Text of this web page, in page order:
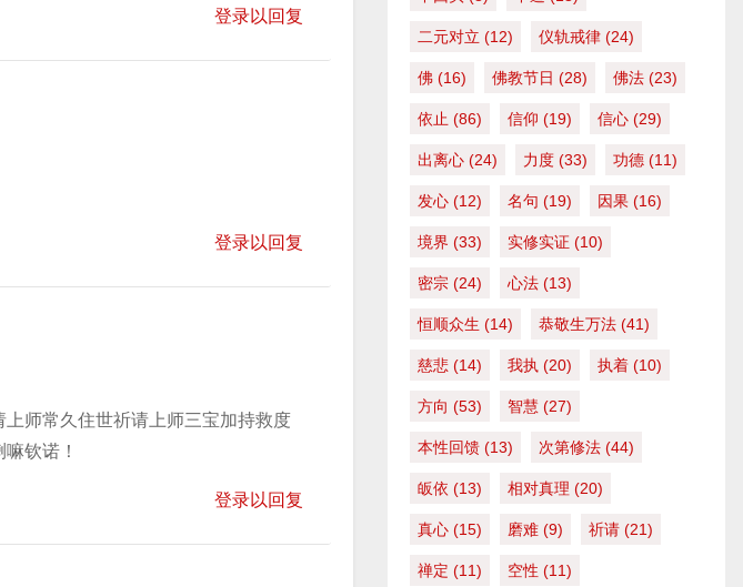
降
登录以回复
登录以回复
师常久住世祈请上师三宝加持救度
钦诺！
登录以回复
二元对立 (12) 仪轨戒律 (24)
佛 (16) 佛教节日 (28) 佛法 (23)
依止 (86) 信仰 (19) 信心 (29)
出离心 (24) 力度 (33) 功德 (11)
发心 (12) 名句 (19) 因果 (16)
境界 (33) 实修实证 (10)
密宗 (24) 心法 (13)
恒顺众生 (14) 恭敬生万法 (41)
慈悲 (14) 我执 (20) 执着 (10)
方向 (53) 智慧 (27)
本性回馈 (13) 次第修法 (44)
皈依 (13) 相对真理 (20)
真心 (15) 磨难 (9) 祈请 (21)
禅定 (11) 空性 (11)